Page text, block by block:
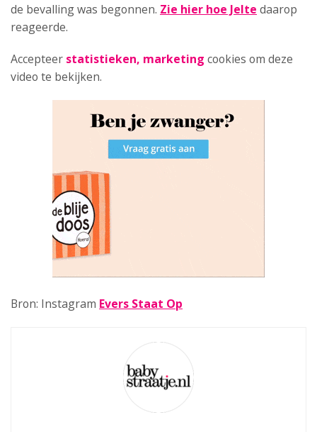
de bevalling was begonnen. Zie hier hoe Jelte daarop
reageerde.
Accepteer statistieken, marketing cookies om deze
video te bekijken.
Bron: Instagram Evers Staat Op